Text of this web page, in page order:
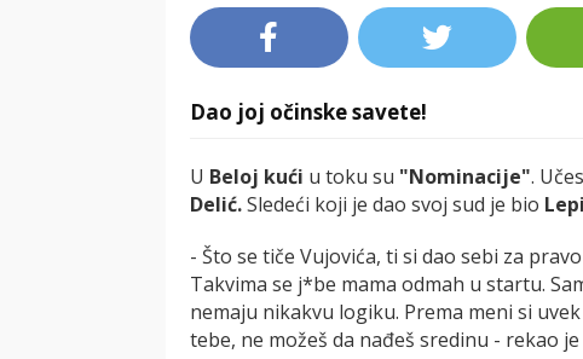
Dao joj očinske savete!
U Beloj kući u toku su "Nominacije".
Delić.Sledeći koji je dao svoj sud je bio
- Što se tiče Vujovića, ti si dao sebi za
Takvima se j*be mama odmah u startu.
nemaju nikakvu logiku. Prema meni si
tebe, ne možeš da nađeš sredinu - rekao